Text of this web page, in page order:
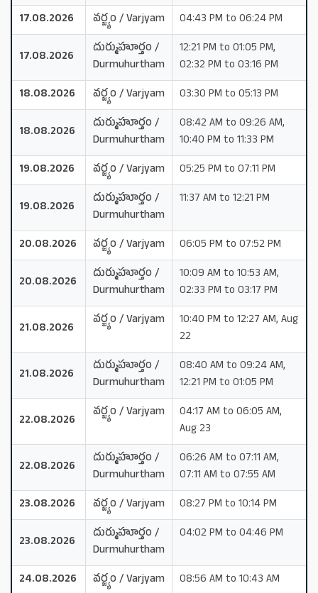
17.08.2026 వర్జ్యం / Varjyam 04:43 PM to 06:24 PM
17.08.2026
దుర్ముహూర్తం /
Durmuhurtham
12:21 PM to 01:05 PM,
02:32 PM to 03:16 PM
18.08.2026
వర్జ్యం / Varjyam 03:30 PM to 05:13 PM
18.08.2026
దుర్ముహూర్తం /
Durmuhurtham
08:42 AM to 09:26 AM,
10:40 PM to 11:33 PM
19.08.2026
వర్జ్యం / Varjyam 05:25 PM to 07:11 PM
19.08.2026
దుర్ముహూర్తం /
Durmuhurtham
11:37 AM to 12:21 PM
20.08.2026 వర్జ్యం / Varjyam 06:05 PM to 07:52 PM
20.08.2026
దుర్ముహూర్తం /
Durmuhurtham
10:09 AM to 10:53 AM,
02:33 PM to 03:17 PM
21.08.2026
వర్జ్యం / Varjyam
10:40 PM to 12:27 AM, Aug
22
21.08.2026
దుర్ముహూర్తం /
Durmuhurtham
08:40 AM to 09:24 AM,
12:21 PM to 01:05 PM
22.08.2026
వర్జ్యం / Varjyam
04:17 AM to 06:05 AM,
Aug 23
22.08.2026
దుర్ముహూర్తం /
Durmuhurtham
06:26 AM to 07:11 AM,
07:11 AM to 07:55 AM
23.08.2026
వర్జ్యం / Varjyam 08:27 PM to 10:14 PM
23.08.2026
దుర్ముహూర్తం /
Durmuhurtham
04:02 PM to 04:46 PM
24.08.2026 వర్జ్యం / Varjyam 08:56 AM to 10:43 AM